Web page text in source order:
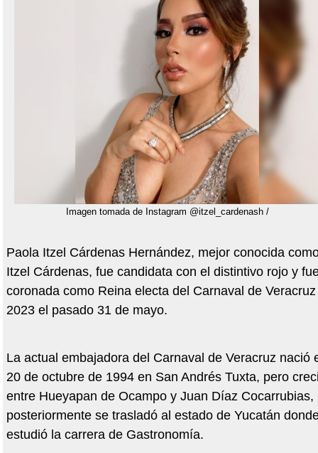
Imagen tomada de Instagram @itzel_cardenash /
Paola Itzel Cárdenas Hernández, mejor conocida
Itzel Cárdenas, fue candidata con el distintivo rojo y
coronada como Reina electa del Carnaval de Veracruz
2023 el pasado 31 de mayo.
La actual embajadora del Carnaval de Veracruz nació
20 de octubre de 1994 en San Andrés Tuxta, pero
entre Hueyapan de Ocampo y Juan Díaz Cocarrubias,
posteriormente se trasladó al estado de Yucatán
estudió la carrera de Gastronomía.